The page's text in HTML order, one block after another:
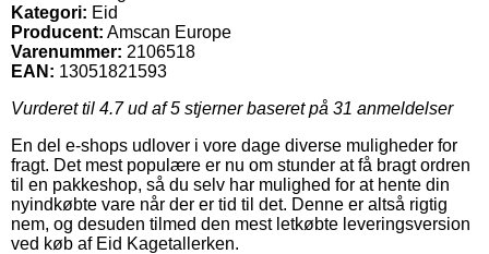
Kategori: Eid
Producent: Amscan Europe
Varenummer: 2106518
EAN: 13051821593
Vurderet til 4.7ud af 5 stjerner baseret på 31 anmeldelser
En del e-shops udlover i vore dage diverse muligheder for
fragt. Det mest populære er nu om stunder at få bragt ordren
til en pakkeshop, så du selv har mulighed for at hente din
nyindkøbte vare når der er tid til det. Denne er altså rigtig
nem, og desuden tilmed den mest letkøbte leveringsversion
ved køb af Eid Kagetallerken.